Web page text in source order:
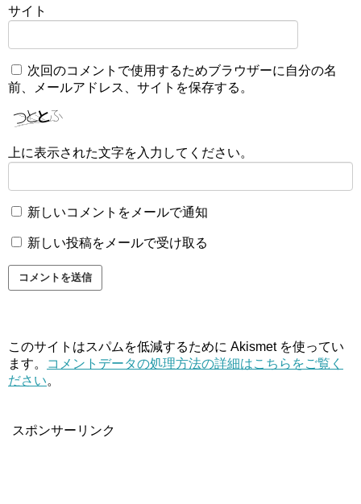
サイト
次回のコメントで使用するためブラウザーに自分の名
前、メールアドレス、サイトを保存する。
上に表示された文字を入力してください。
新しいコメントをメールで通知
新しい投稿をメールで受け取る
このサイトはスパムを低減するために Akismet を使ってい
ます。
コメントデータの処理方法の詳細はこちらをご覧く
ださい。
スポンサーリンク